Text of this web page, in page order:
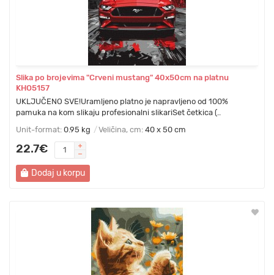
Slika po brojevima "Crveni mustang" 40x50cm na platnu
KHO5157
UKLJUČENO SVE!Uramljeno platno je napravljeno od 100%
pamuka na kom slikaju profesionalni slikariSet četkica (..
Unit-format: 0.95 kg Veličina, cm: 40 x 50 cm
22.7€
Dodaj u korpu